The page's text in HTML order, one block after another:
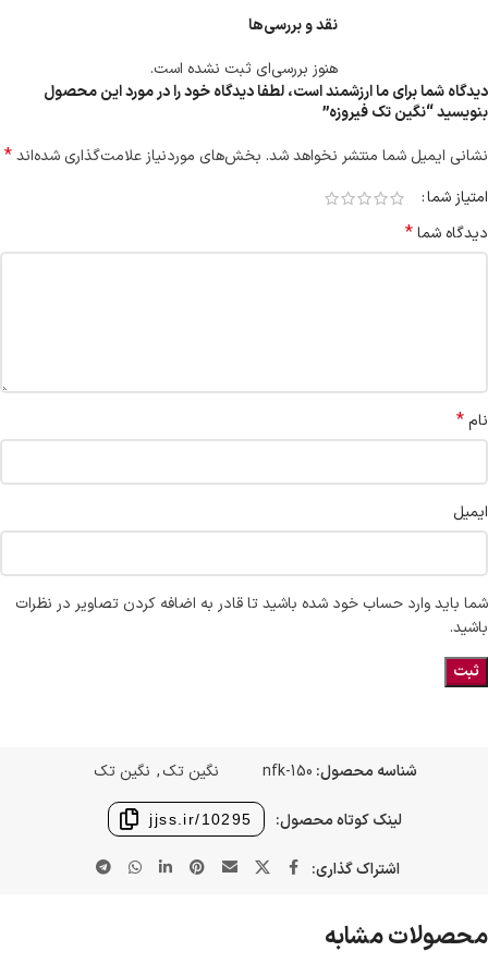
نقد و بررسی‌ها
هنوز بررسی‌ای ثبت نشده است.
دیدگاه شما برای ما ارزشمند است، لطفا دیدگاه خود را در مورد این محصول
بنویسید “نگین تک فیروزه”
نشانی ایمیل شما منتشر نخواهد شد. بخش‌های موردنیاز علامت‌گذاری شده‌اند*
امتیاز شما
دیدگاه شما*
نام*
ایمیل
شما باید وارد حساب خود شده باشید تا قادر به اضافه کردن تصاویر در نظرات
باشید.
شناسه محصول: nfk-150 نگین تک, نگین تک
لینک کوتاه محصول: jjss.ir/10295
اشتراک گذاری:
محصولات مشابه